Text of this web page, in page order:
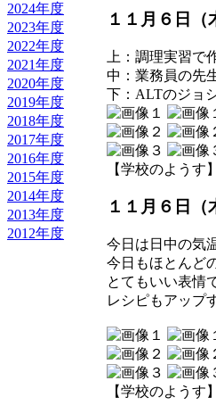
2024年度
2023年度
2022年度
2021年度
2020年度
2019年度
2018年度
2017年度
2016年度
2015年度
2014年度
2013年度
2012年度
１１月６日（
上：調理実習
中：業務員の先
下：ALTのジョ
【学校のようす
１１月６日（
今日は日中の気
今日もほとんど
とてもいい表情
レシピもアップ
【学校のようす